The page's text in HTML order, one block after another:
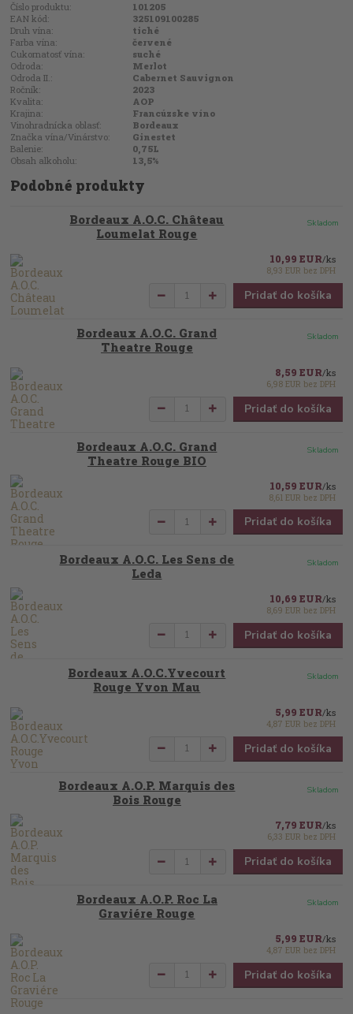
Číslo produktu:
101205
EAN kód:
325109100285
Druh vína:
tiché
Farba vína:
červené
Cukornatosť vína:
suché
Odroda:
Merlot
Odroda II.:
Cabernet Sauvignon
Ročník:
2023
Kvalita:
AOP
Krajina:
Francúzske víno
Vinohradnícka oblasť:
Bordeaux
Značka vína/Vinárstvo:
Ginestet
Balenie:
0,75L
Obsah alkoholu:
13,5%
Podobné produkty
Bordeaux A.O.C. Château
Loumelat Rouge
10,99 EUR/ks
8,93 EURbez DPH
Skladom
Pridať do košíka
Bordeaux A.O.C. Grand
Theatre Rouge
8,59 EUR/ks
6,98 EURbez DPH
Skladom
Pridať do košíka
Bordeaux A.O.C. Grand
Theatre Rouge BIO
10,59 EUR/ks
8,61 EURbez DPH
Skladom
Pridať do košíka
Bordeaux A.O.C. Les Sens de
Leda
10,69 EUR/ks
8,69 EURbez DPH
Skladom
Pridať do košíka
Bordeaux A.O.C.Yvecourt
Rouge Yvon Mau
5,99 EUR/ks
4,87 EURbez DPH
Skladom
Pridať do košíka
Bordeaux A.O.P. Marquis des
Bois Rouge
7,79 EUR/ks
6,33 EURbez DPH
Skladom
Pridať do košíka
Bordeaux A.O.P. Roc La
Graviére Rouge
5,99 EUR/ks
4,87 EURbez DPH
Skladom
Pridať do košíka